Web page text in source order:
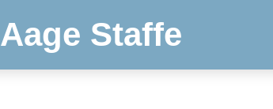
Aage Staffe